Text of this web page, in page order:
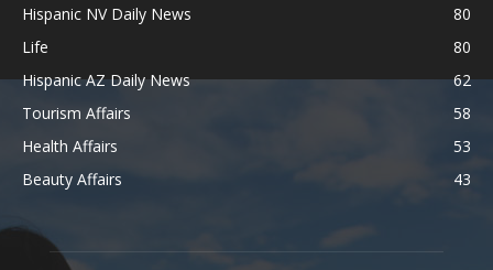
Hispanic NV Daily News
80
Life
80
Hispanic AZ Daily News
62
Tourism Affairs
58
Health Affairs
53
Beauty Affairs
43